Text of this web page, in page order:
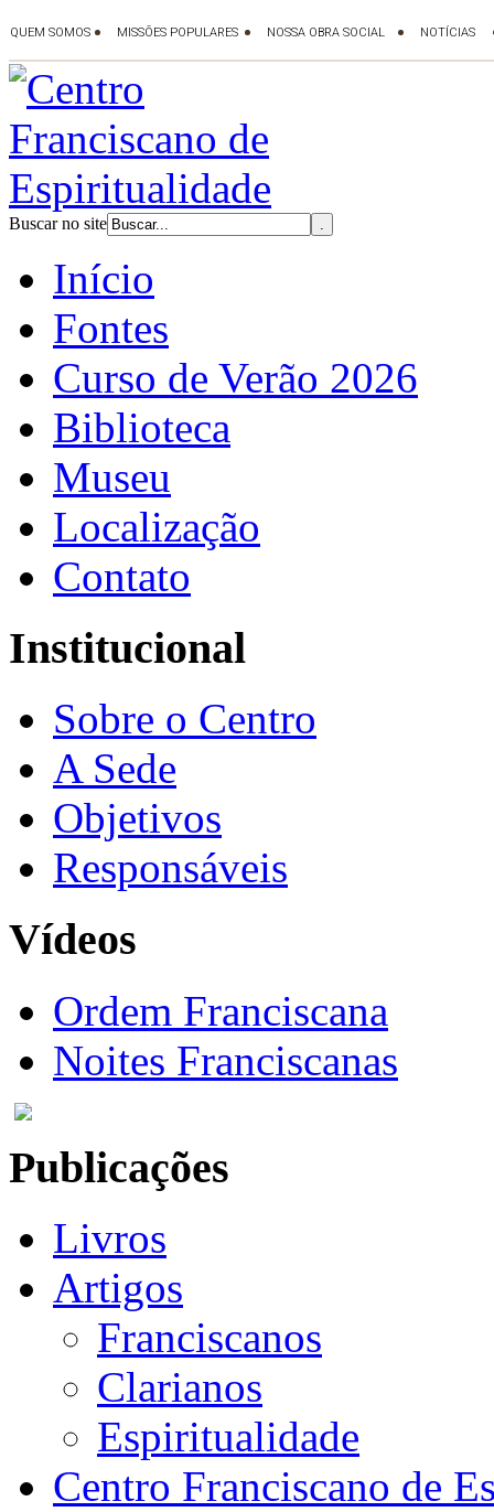
Buscar no site
Início
Fontes
Curso de Verão 2026
Biblioteca
Museu
Localização
Contato
Institucional
Sobre o Centro
A Sede
Objetivos
Responsáveis
Vídeos
Ordem Franciscana
Noites Franciscanas
Publicações
Livros
Artigos
Franciscanos
Clarianos
Espiritualidade
Centro Franciscano de